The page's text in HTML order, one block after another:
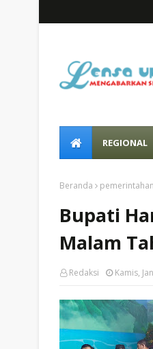
REGIONAL
Beranda pemerintahan
Bupati
Malam
Redaksi Kamis,